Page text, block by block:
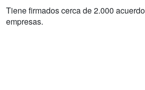
Tiene firmados cerca de 2.000
empresas.